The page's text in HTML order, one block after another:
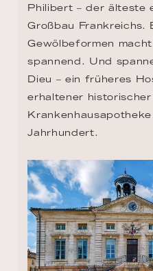
Philibert – der älteste
Großbau Frankreichs.
Gewölbeformen
spannend. Und
Dieu – ein früheres
erhaltener
Jahrhundert.